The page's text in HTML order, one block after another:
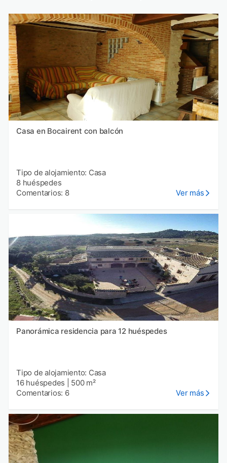
Casa en Bocairent con balcón
Tipo de alojamiento: Casa
8 huéspedes
Comentarios: 8
Ver más
Panorámica residencia para 12 huéspedes
Tipo de alojamiento: Casa
16 huéspedes
500 m²
Comentarios: 6
Ver más